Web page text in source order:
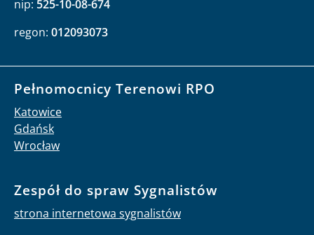
nip: 525-10-08-674
regon: 012093073
Pełnomocnicy Terenowi RPO
Katowice
Gdańsk
Wrocław
Zespół do spraw Sygnalistów
strona internetowa sygnalistów